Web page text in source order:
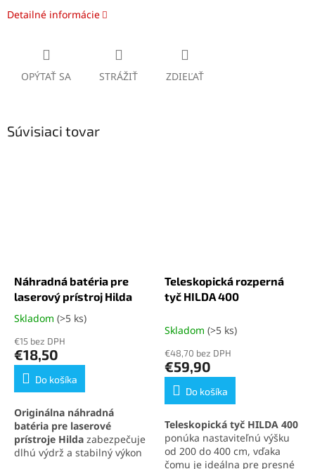
Detailné informácie
OPÝTAŤ SA STRÁŽIŤ ZDIEĽAŤ
Súvisiaci tovar
Náhradná batéria pre
laserový prístroj Hilda
Priemerné
produktu
je
5,0
hviezdičiek.
Skladom (>5 ks)
€15 bez DPH
€18,50
Do košíka
Originálna náhradná
batéria pre laserové
prístroje Hilda zabezpečuje
dlhú výdrž a stabilný výkon
Teleskopická rozperná
tyč HILDA 400
Skladom (>5 ks)
€48,70 bez DPH
€59,90
Do košíka
Teleskopická tyč HILDA 400
ponúka nastaviteľnú výšku
od 200 do 400 cm, vďaka
čomu je ideálna pre presné